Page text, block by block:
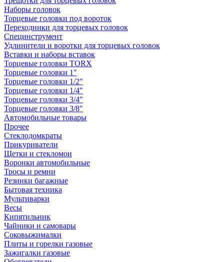
Наборы головок
Торцевые головки под вороток
Переходники для торцевых головок
Специнструмент
Удлинители и воротки для торцевых головок
Вставки и наборы вставок
Торцевые головки TORX
Торцевые головки 1"
Торцевые головки 1/2"
Торцевые головки 1/4"
Торцевые головки 3/4"
Торцевые головки 3/8"
Автомобильные товары
Прочее
Стеклодомкраты
Прикуриватели
Щетки и стекломои
Воронки автомобильные
Тросы и ремни
Резинки багажные
Бытовая техника
Мультиварки
Весы
Кипятильник
Чайники и самовары
Соковыжималки
Плиты и горелки газовые
Зажигалки газовые